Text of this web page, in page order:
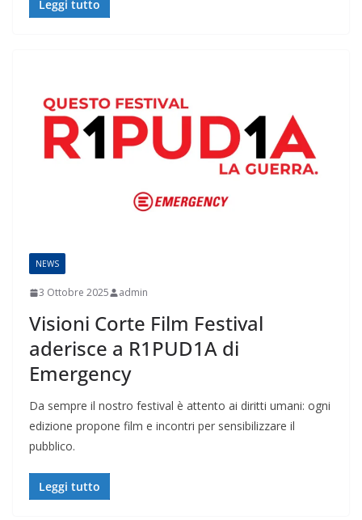
Leggi tutto
NEWS
3 Ottobre 2025 admin
Visioni Corte Film Festival
aderisce a R1PUD1A di
Emergency
Da sempre il nostro festival è attento ai diritti umani: ogni
edizione propone film e incontri per sensibilizzare il
pubblico.
Leggi tutto